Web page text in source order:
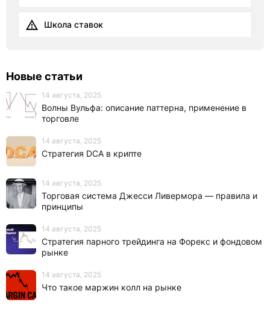
Школа ставок
Новые статьи
14 августа, 2025
Волны Вульфа: описание паттерна, применение в
торговле
14 августа, 2025
Стратегия DCA в крипте
14 августа, 2025
Торговая система Джесси Ливермора — правила и
принципы
14 августа, 2025
Стратегия парного трейдинга на Форекс и фондовом
рынке
14 августа, 2025
Что такое маржин колл на рынке